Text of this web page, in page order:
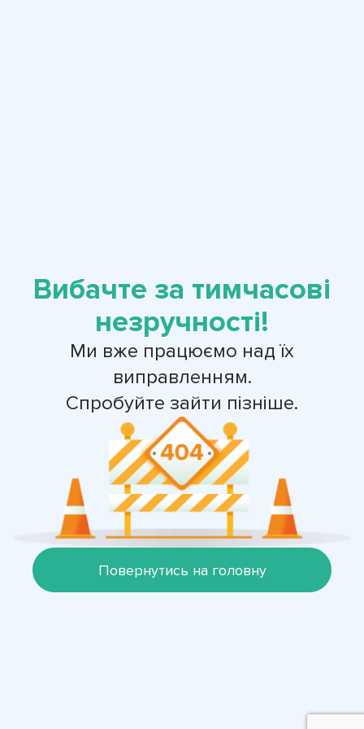
Вибачте за тимчасові
незручності!
Ми вже працюємо над їх
виправленням.
Спробуйте зайти пізніше.
Повернутись на головну